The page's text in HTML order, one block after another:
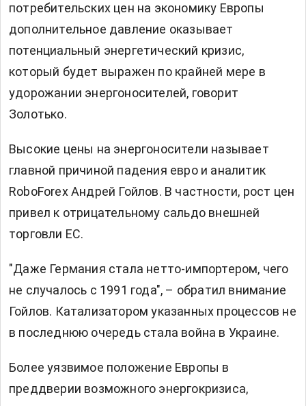
потребительских цен на экономику Европы
дополнительное давление оказывает
потенциальный энергетический кризис,
который будет выражен по крайней мере в
удорожании энергоносителей, говорит
Золотько.
Высокие цены на энергоносители называет
главной причиной падения евро и аналитик
RoboForex Андрей Гойлов. В частности, рост цен
привел к отрицательному сальдо внешней
торговли ЕС.
"Даже Германия стала нетто-импортером, чего
не случалось с 1991 года", – обратил внимание
Гойлов. Катализатором указанных процессов не
в последнюю очередь стала война в Украине.
Более уязвимое положение Европы в
преддверии возможного энергокризиса,